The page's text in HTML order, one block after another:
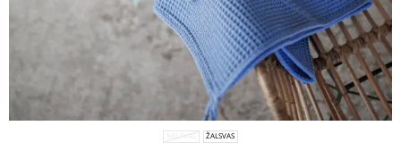
MELSVAS ŽALSVAS